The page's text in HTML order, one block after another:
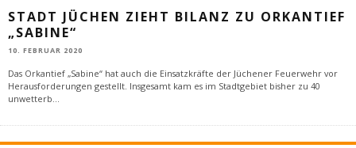
STADT JÜCHEN ZIEHT BILANZ ZU ORKANTIEF
„SABINE“
10. FEBRUAR 2020
Das Orkantief „Sabine“ hat auch die Einsatzkräfte der Jüchener Feuerwehr vor
Herausforderungen gestellt. Insgesamt kam es im Stadtgebiet bisher zu 40
unwetterb...